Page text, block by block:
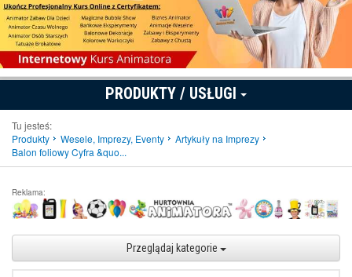
PRODUKTY / USŁUGI
Tu jesteś:
Produkty
Wesele, Imprezy, Eventy
Artykuły na Imprezy
Balon foliowy Cyfra &quo...
Reklama:
Przeglądaj kategorie